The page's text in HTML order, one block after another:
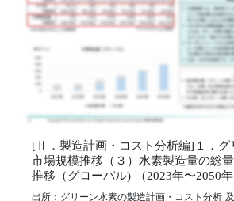
[Ⅱ．製造計画・コスト分析編]１．グ
市場規模推移（３）水素製造量の総
推移（グローバル) （2023年〜2050年
出所：グリーン水素の製造計画・コスト分析